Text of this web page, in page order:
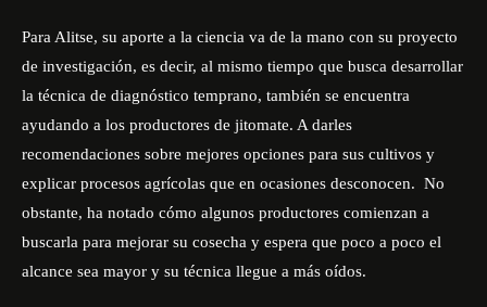
Para Alitse, su aporte a la ciencia va de la mano con su proyecto
de investigación, es decir, al mismo tiempo que busca desarrollar
la técnica de diagnóstico temprano, también se encuentra
ayudando a los productores de jitomate. A darles
recomendaciones sobre mejores opciones para sus cultivos y
explicar procesos agrícolas que en ocasiones desconocen. No
obstante, ha notado cómo algunos productores comienzan a
buscarla para mejorar su cosecha y espera que poco a poco el
alcance sea mayor y su técnica llegue a más oídos.